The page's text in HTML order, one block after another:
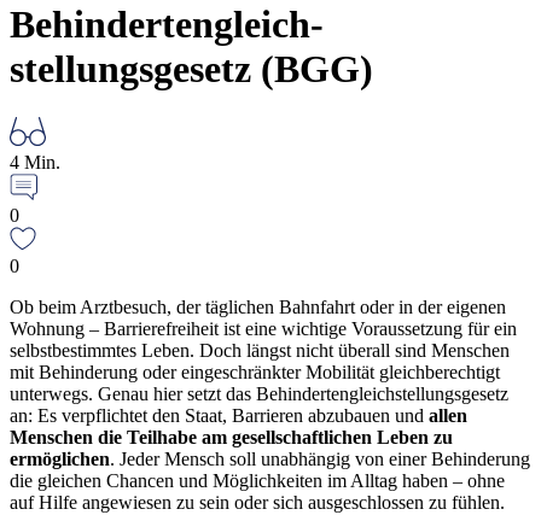
Behindertengleich­
stellungsgesetz (BGG)
4 Min.
0
0
Ob beim Arztbesuch, der täglichen Bahnfahrt oder in der eigenen
Wohnung – Barrierefreiheit ist eine wichtige Voraussetzung für ein
selbstbestimmtes Leben. Doch längst nicht überall sind Menschen
mit Behinderung oder eingeschränkter Mobilität gleichberechtigt
unterwegs. Genau hier setzt das Behindertengleichstellungsgesetz
an: Es verpflichtet den Staat, Barrieren abzubauen und allen
Menschen die Teilhabe am gesellschaftlichen Leben zu
ermöglichen. Jeder Mensch soll unabhängig von einer Behinderung
die gleichen Chancen und Möglichkeiten im Alltag haben – ohne
auf Hilfe angewiesen zu sein oder sich ausgeschlossen zu fühlen.